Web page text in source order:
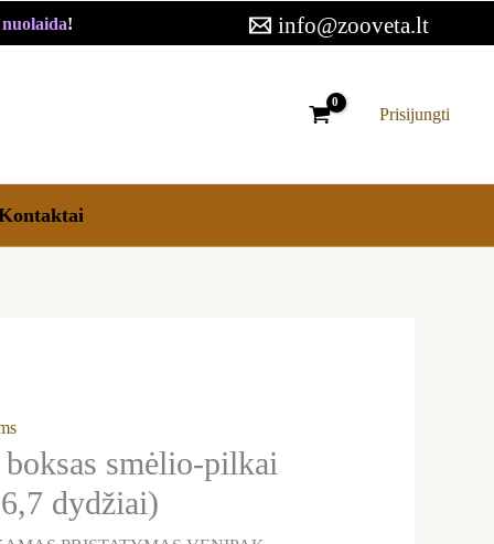
! info@zooveta.lt
Prisijungti
smėlio-pilkai
dydžiai)
through